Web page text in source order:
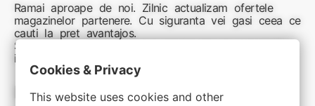
Ramai aproape de noi. Zilnic actualizam ofertele
magazinelor partenere. Cu siguranta vei gasi ceea ce
cauti la pret avantajos.
Sunteti aici pentru reduceri inteligente si cumpărături
inspirate
Link-uri utile:
Cookies & Privacy
This website uses cookies and other